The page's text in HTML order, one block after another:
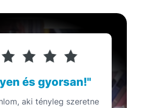
és gyorsan!"
aki tényleg szeretne